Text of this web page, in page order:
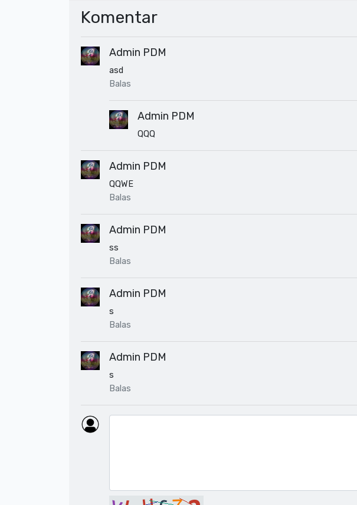
Komentar
Admin PDM
asd
Balas
Admin PDM
QQQ
Admin PDM
QQWE
Balas
Admin PDM
ss
Balas
Admin PDM
s
Balas
Admin PDM
s
Balas